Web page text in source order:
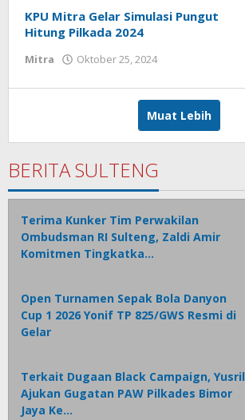
KPU Mitra Gelar Simulasi Pungut
Hitung Pilkada 2024
Mitra Oktober 25, 2024
Mokobimbing
Muat Lebih
BERITA SULTENG
Terima Kunker Tim Perwakilan
Ombudsman RI Sulteng, Zaldi Amir
Komitmen Tingkatka…
Open Turnamen Sepak Bola Danyon
Cup 1 2026 Yonif TP 825/GWS Resmi di
Gelar
Terkait Dugaan Black Campaign, Yusril
Ajukan Gugatan PAW Pilkades Bimor
Jaya Ke…